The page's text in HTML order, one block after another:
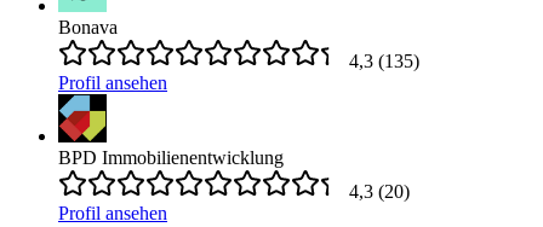
Bonava
4,3 (135)
Profil ansehen
BPD Immobilienentwicklung
4,3 (20)
Profil ansehen